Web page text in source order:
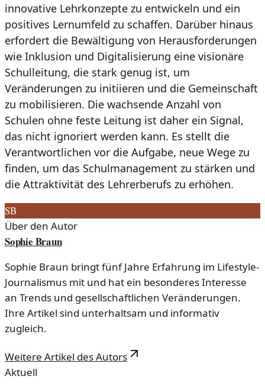
innovative Lehrkonzepte zu entwickeln und ein
positives Lernumfeld zu schaffen. Darüber hinaus
erfordert die Bewältigung von Herausforderungen
wie Inklusion und Digitalisierung eine visionäre
Schulleitung, die stark genug ist, um
Veränderungen zu initiieren und die Gemeinschaft
zu mobilisieren. Die wachsende Anzahl von
Schulen ohne feste Leitung ist daher ein Signal,
das nicht ignoriert werden kann. Es stellt die
Verantwortlichen vor die Aufgabe, neue Wege zu
finden, um das Schulmanagement zu stärken und
die Attraktivität des Lehrerberufs zu erhöhen.
SB
Über den Autor
Sophie Braun
Sophie Braun bringt fünf Jahre Erfahrung im Lifestyle-
Journalismus mit und hat ein besonderes Interesse
an Trends und gesellschaftlichen Veränderungen.
Ihre Artikel sind unterhaltsam und informativ
zugleich.
Weitere Artikel des Autors
Aktuell